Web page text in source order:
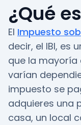
¿Qué
El Impuesto
decir, el IBI, es
que la mayoría
varían
impuesto se
adquieres una
casa, un local